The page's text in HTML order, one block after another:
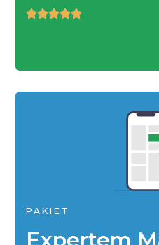

PAKIET
Expertem